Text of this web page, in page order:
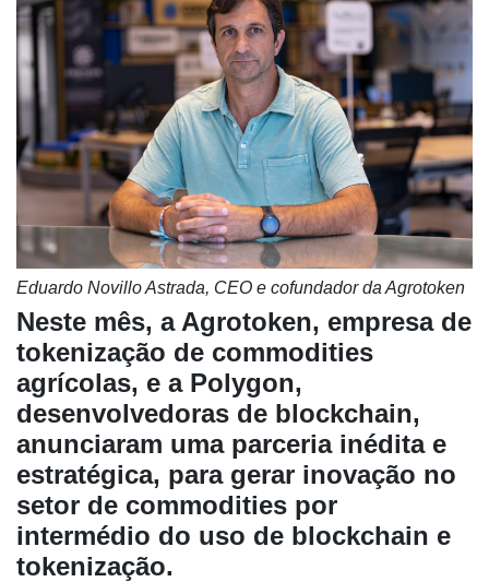
Cadastre-
se
Minha
conta
Eduardo Novillo Astrada, CEO e cofundador da Agrotoken
Neste mês, a Agrotoken, empresa de
tokenização de commodities
agrícolas, e a Polygon,
desenvolvedoras de blockchain,
anunciaram uma parceria inédita e
estratégica, para gerar inovação no
setor de commodities por
intermédio do uso de blockchain e
tokenização.